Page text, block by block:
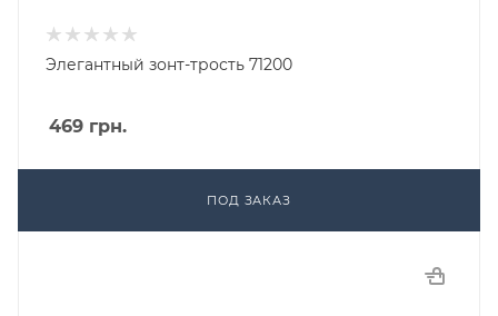
Элегантный зонт-трость 71200
469 грн.
ПОД ЗАКАЗ